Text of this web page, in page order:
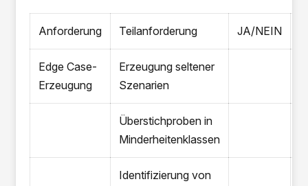
Anforderung Teilanforderung JA/NEIN
Edge Case-
Erzeugung
Erzeugung seltener
Szenarien
Überstichproben in
Minderheitenklassen
Identifizierung von